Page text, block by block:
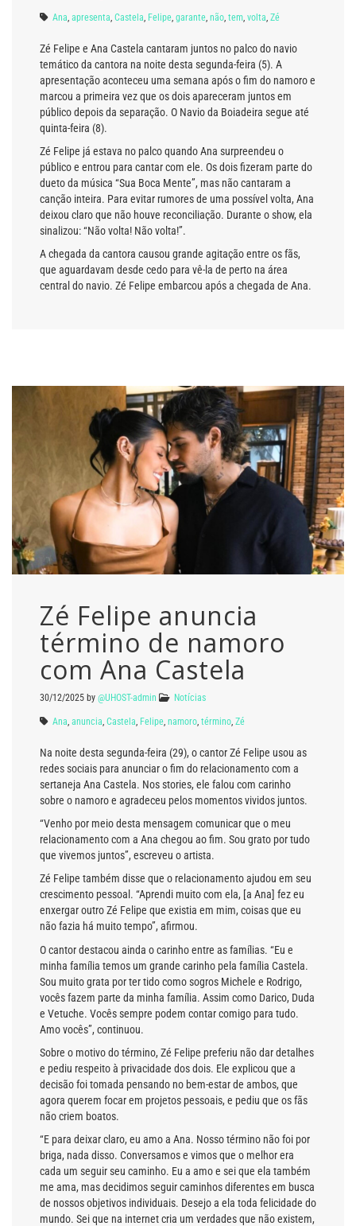
Ana apresenta Castela Felipe garante não tem volta Zé
Zé Felipe e Ana Castela cantaram juntos no palco do navio
temático da cantora na noite desta segunda-feira (5). A
apresentação aconteceu uma semana após o fim do namoro e
marcou a primeira vez que os dois apareceram juntos em
público depois da separação. O Navio da Boiadeira segue até
quinta-feira (8).
Zé Felipe já estava no palco quando Ana surpreendeu o
público e entrou para cantar com ele. Os dois fizeram parte do
dueto da música “Sua Boca Mente”, mas não cantaram a
canção inteira. Para evitar rumores de uma possível volta, Ana
deixou claro que não houve reconciliação. Durante o show, ela
sinalizou: “Não volta! Não volta!”.
A chegada da cantora causou grande agitação entre os fãs,
que aguardavam desde cedo para vê-la de perto na área
central do navio. Zé Felipe embarcou após a chegada de Ana.
Zé Felipe anuncia
término de namoro
com Ana Castela
30/12/2025 by @UHOST-admin Notícias
Ana anuncia Castela Felipe namoro término Zé
Na noite desta segunda-feira (29), o cantor Zé Felipe usou as
redes sociais para anunciar o fim do relacionamento com a
sertaneja Ana Castela. Nos stories, ele falou com carinho
sobre o namoro e agradeceu pelos momentos vividos juntos.
“Venho por meio desta mensagem comunicar que o meu
relacionamento com a Ana chegou ao fim. Sou grato por tudo
que vivemos juntos”, escreveu o artista.
Zé Felipe também disse que o relacionamento ajudou em seu
crescimento pessoal. “Aprendi muito com ela, [a Ana] fez eu
enxergar outro Zé Felipe que existia em mim, coisas que eu
não fazia há muito tempo”, afirmou.
O cantor destacou ainda o carinho entre as famílias. “Eu e
minha família temos um grande carinho pela família Castela.
Sou muito grata por ter tido como sogros Michele e Rodrigo,
vocês fazem parte da minha família. Assim como Darico, Duda
e Vetuche. Vocês sempre podem contar comigo para tudo.
Amo vocês”, continuou.
Sobre o motivo do término, Zé Felipe preferiu não dar detalhes
e pediu respeito à privacidade dos dois. Ele explicou que a
decisão foi tomada pensando no bem-estar de ambos, que
agora querem focar em projetos pessoais, e pediu que os fãs
não criem boatos.
“E para deixar claro, eu amo a Ana. Nosso término não foi por
briga, nada disso. Conversamos e vimos que o melhor era
cada um seguir seu caminho. Eu a amo e sei que ela também
me ama, mas decidimos seguir caminhos diferentes em busca
de nossos objetivos individuais. Desejo a ela toda felicidade do
mundo. Sei que na internet cria um verdades que não existem,